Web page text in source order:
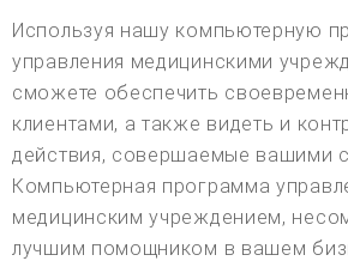
Используя нашу компьютерную
управления медицинскими
сможете обеспечить
клиентами, а также видеть и
действия, совершаемые вашими
Компьютерная программа
медицинским учреждением,
лучшим помощником в вашем